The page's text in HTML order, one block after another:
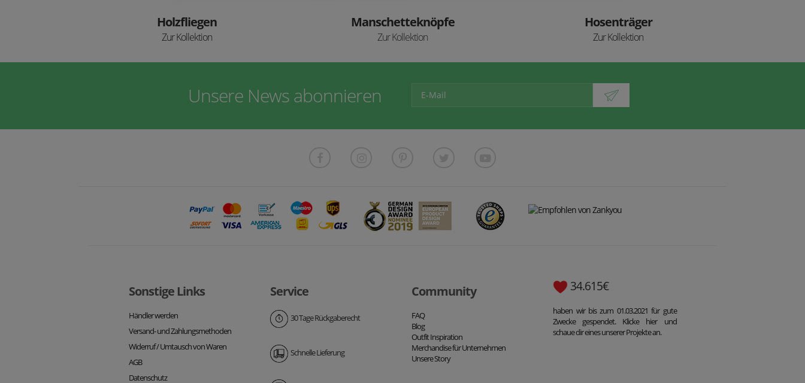
Holzfliegen
Zur Kollektion
Manschetteknöpfe
Zur Kollektion
Hosenträger
Zur Kollektion
Unsere News abonnieren
Sonstige Links
Händler werden
Versand- und Zahlungsmethoden
Widerruf / Umtausch von Waren
AGB
Datenschutz
Service
30 Tage Rückgaberecht
Schnelle Lieferung
Community
FAQ
Blog
Outfit Inspiration
Merchandise für Unternehmen
Unsere Story
34.615€
haben wir bis zum 01.03.2021 für gute
Zwecke gespendet. Klicke hier und
schaue dir eines unserer Projekte an.